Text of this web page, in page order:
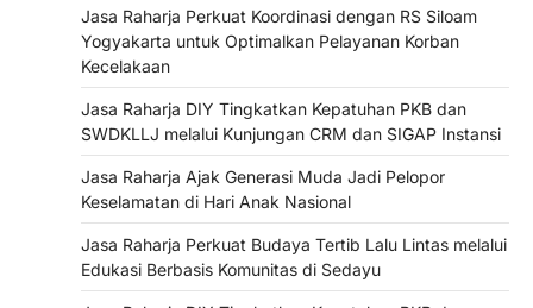
Jasa Raharja Perkuat Koordinasi dengan RS Siloam
Yogyakarta untuk Optimalkan Pelayanan Korban
Kecelakaan
Jasa Raharja DIY Tingkatkan Kepatuhan PKB dan
SWDKLLJ melalui Kunjungan CRM dan SIGAP Instansi
Jasa Raharja Ajak Generasi Muda Jadi Pelopor
Keselamatan di Hari Anak Nasional
Jasa Raharja Perkuat Budaya Tertib Lalu Lintas melalui
Edukasi Berbasis Komunitas di Sedayu